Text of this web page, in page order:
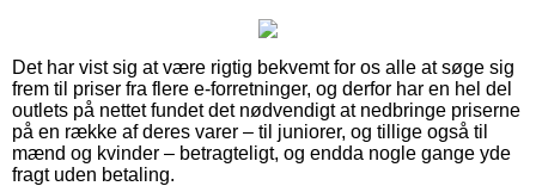
Det har vist sig at være rigtig bekvemt for os alle at søge sig
frem til priser fra flere e-forretninger, og derfor har en hel del
outlets på nettet fundet det nødvendigt at nedbringe priserne
på en række af deres varer – til juniorer, og tillige også til
mænd og kvinder – betragteligt, og endda nogle gange yde
fragt uden betaling.